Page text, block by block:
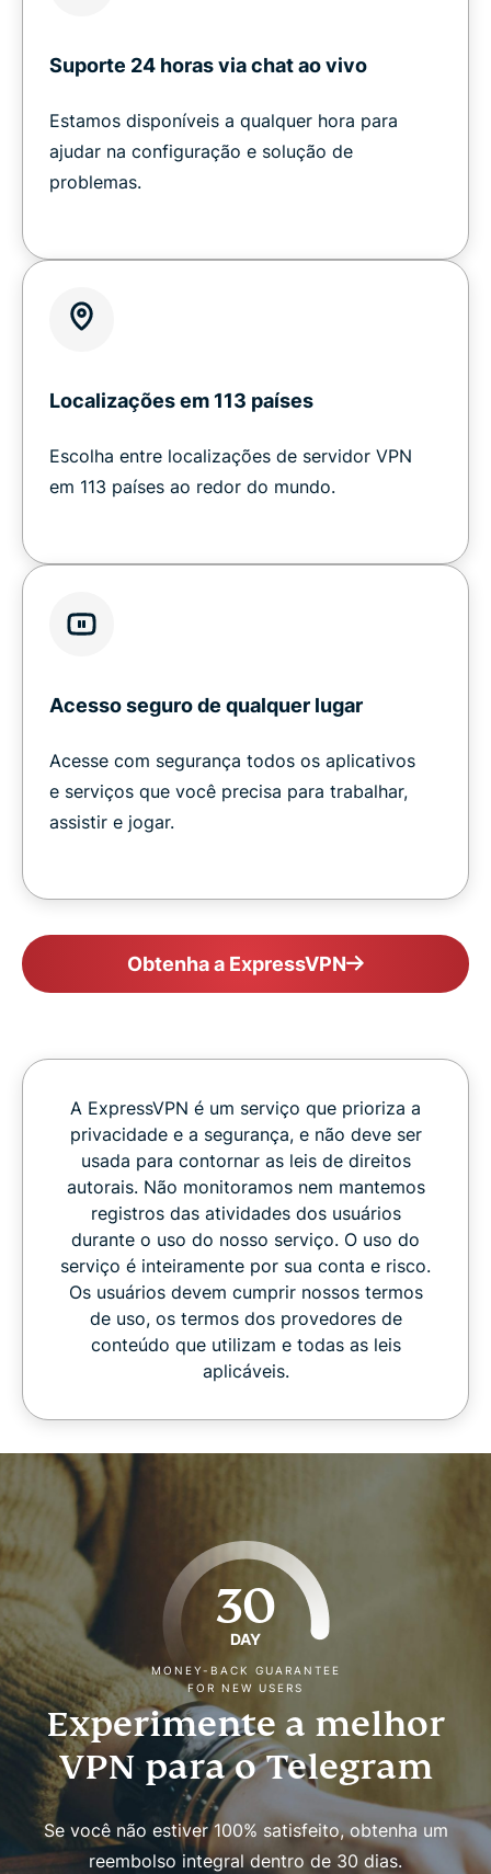
Suporte 24 horas via chat ao vivo
Estamos disponíveis a qualquer hora para
ajudar na configuração e solução de
problemas.
Localizações em 113 países
Escolha entre localizações de servidor VPN
em 113 países ao redor do mundo.
Acesso seguro de qualquer lugar
Acesse com segurança todos os aplicativos
e serviços que você precisa para trabalhar,
assistir e jogar.
Obtenha a ExpressVPN
A ExpressVPN é um serviço que prioriza a
privacidade e a segurança, e não deve ser
usada para contornar as leis de direitos
autorais. Não monitoramos nem mantemos
registros das atividades dos usuários
durante o uso do nosso serviço. O uso do
serviço é inteiramente por sua conta e risco.
Os usuários devem cumprir nossos termos
de uso, os termos dos provedores de
conteúdo que utilizam e todas as leis
aplicáveis.
30
DAY
MONEY-BACK GUARANTEE
FOR NEW USERS
Experimente a melhor
VPN para o Telegram
Se você não estiver 100% satisfeito, obtenha um
reembolso integral dentro de 30 dias.